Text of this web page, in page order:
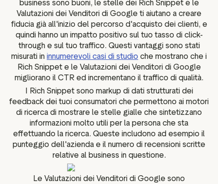
business sono buoni, le stelle dei Rich Snippet e le
Valutazioni dei Venditori di Google ti aiutano a creare
fiducia già all'inizio del percorso d'acquisto dei clienti, e
quindi hanno un impatto positivo sul tuo tasso di click-
through e sul tuo traffico. Questi vantaggi sono stati
misurati in innumerevoli casi di studio che mostrano che i
Rich Snippet e le Valutazioni dei Venditori di Google
migliorano il CTR ed incrementano il traffico di qualità.
I Rich Snippet sono markup di dati strutturati dei
feedback dei tuoi consumatori che permettono ai motori
di ricerca di mostrare le stelle gialle che sintetizzano
informazioni molto utili per la persona che sta
effettuando la ricerca. Queste includono ad esempio il
punteggio dell'azienda e il numero di recensioni scritte
relative al business in questione.
Le Valutazioni dei Venditori di Google sono